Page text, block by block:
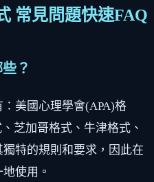
常見問題快速FAQ
？
美國心理學會(APA)格
芝加哥格式、牛津格式、
特的規則和要求，因此在
使用。